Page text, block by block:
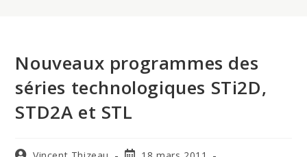
Nouveaux programmes des
séries technologiques STi2D,
STD2A et STL